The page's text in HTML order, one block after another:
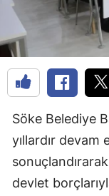
Söke Belediye
yıllardır devam
devlet